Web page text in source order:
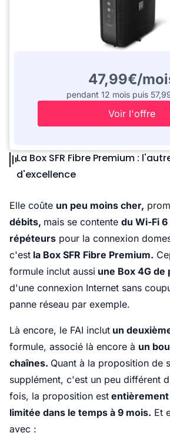
47,99€/
pendant 12 mois puis
Voir l'offre
La Box SFR Fibre Premium :
d'excellence
Elle coûte un peu moins cher,
débits, mais se contente du Wi-Fi
répéteurs pour la connexion
c'est la Box SFR Fibre Premium.
formule inclut aussi une Box 4G de
d'une connexion Internet sans
panne réseau par exemple.
Là encore, le FAI inclut un
formule, associé là encore à un
chaînes. Quant à la proposition de
supplément, c'est un peu différent
fois, la proposition est
limitée dans le temps à 9 mois. Et
avec :